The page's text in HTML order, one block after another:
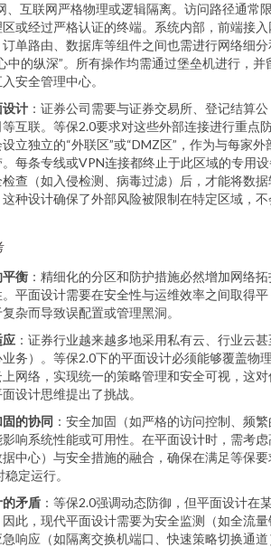
、互联网严格物理或逻辑隔离。访问路径通常
或经过严格认证的终端。系统内部，前端接入
单路由、数据库等组件之间也需进行网络细分
中的纵深”。所有操作均需通过堡垒机进行，并
安全管理中心。
计 ：证券公司需要与证券交易所、登记结算公
互联。等保2.0要求对这些外部连接进行重点
立独立的“外联区”或“DMZ区”，作为与每家外
每条专线或VPN连接都终止于此区域的专用
检查（如入侵检测、病毒过滤）后，才能将数据
种设计确保了外部风险被限制在特定区域，不
衡 ：精细化的分区和防护措施必然增加网络
平面设计需要在安全性与运维效率之间取得平
杂而导致误配置或管理黑洞。
应 ：证券行业越来越多地采用私有云、行业云
务）。等保2.0下的平面设计必须能够覆盖物
网络，实现统一的策略管理和安全可视，这对
设计思维提出了挑战。
的协同 ：安全加固（如严格的访问控制、频
响系统性能或可用性。在平面设计时，需考虑
中心）与安全措施的融合，确保在满足等保要
定运行。
矛盾 ：等保2.0强调动态防御，但平面设计在
此，现代平面设计需要为安全监测（如全流量
响应（如隔离交换机端口、快速策略切换通道